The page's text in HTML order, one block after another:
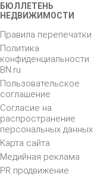
БЮЛЛЕТЕНЬ
НЕДВИЖИМОСТИ
Правила перепечатки
Политика
конфиденциальности
BN.ru
Пользовательское
соглашение
Согласие на
распространение
персональных данных
Карта сайта
Медийная реклама
PR продвижение